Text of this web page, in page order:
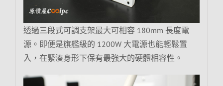
透過三段式可調支架最大可相容 180mm 長度電
源。即便是旗艦級的 1200W 大電源也能輕鬆置
入，在緊湊身形下保有最強大的硬體相容性。